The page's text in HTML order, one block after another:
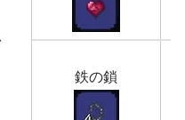
鉄の鎖